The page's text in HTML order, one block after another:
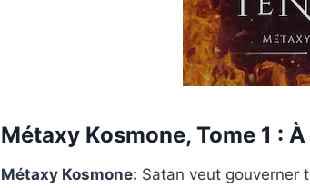
Métaxy Kosmone, Tome 1 :
Métaxy Kosmone: Satan veut gouverner